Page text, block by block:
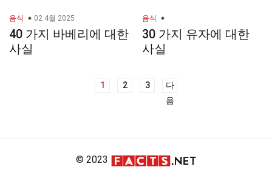
음식 02 4월 2025
40 가지 바베리에 대한
사실
음식
30 가지 유자에 대한
사실
1 2 3
다
음
© 2023